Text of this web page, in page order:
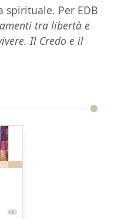
Per EDB
tra libertà e
Il Credo e il